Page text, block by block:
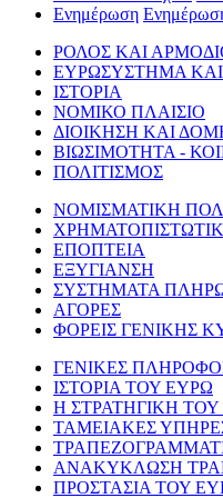
Ενημέρωση
ΡΟΛΟΣ ΚΑΙ
ΕΥΡΩΣΥΣΤΗΜΑ
ΙΣΤΟΡΙΑ
ΝΟΜΙΚΟ ΠΛΑΙΣΙΟ
ΔΙΟΙΚΗΣΗ ΚΑΙ
ΒΙΩΣΙΜΟΤΗΤΑ -
ΠΟΛΙΤΙΣΜΟΣ
ΝΟΜΙΣΜΑΤΙΚΗ
ΕΠΟΠΤΕΙΑ
ΕΞΥΓΙΑΝΣΗ
ΣΥΣΤΗΜΑΤΑ
ΑΓΟΡΕΣ
ΦΟΡΕΙΣ ΓΕΝΙΚΗΣ
ΓΕΝΙΚΕΣ
ΙΣΤΟΡΙΑ ΤΟΥ ΕΥΡΩ
Η ΣΤΡΑΤΗΓΙΚΗ
ΤΑΜΕΙΑΚΕΣ
ΑΝΑΚΥΚΛΩΣΗ
ΠΡΟΣΤΑΣΙΑ ΤΟΥ